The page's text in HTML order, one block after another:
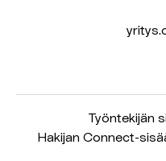
Työntekijän
Hakijan Connect-